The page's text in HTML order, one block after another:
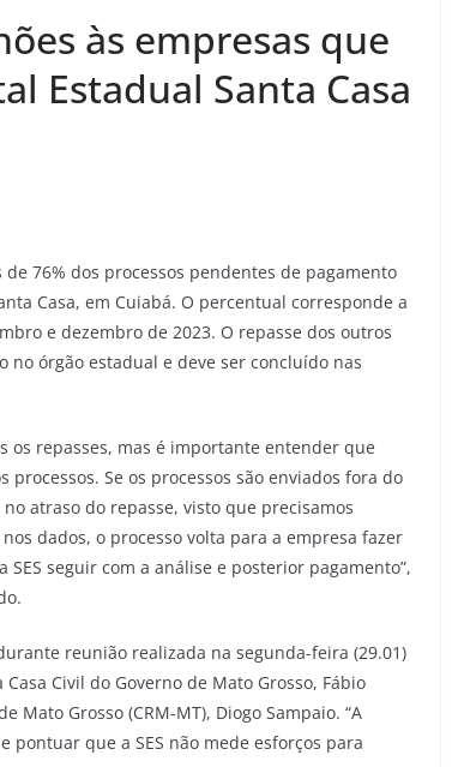
às empresas que
Estadual Santa Casa
76% dos processos pendentes de pagamento
Casa, em Cuiabá. O percentual corresponde a
e dezembro de 2023. O repasse dos outros
no órgão estadual e deve ser concluído nas
repasses, mas é importante entender que
Se os processos são enviados fora do
atraso do repasse, visto que precisamos
dados, o processo volta para a empresa fazer
seguir com a análise e posterior pagamento”,
reunião realizada na segunda-feira (29.01)
Civil do Governo de Mato Grosso, Fábio
Mato Grosso (CRM-MT), Diogo Sampaio. “A
pontuar que a SES não mede esforços para